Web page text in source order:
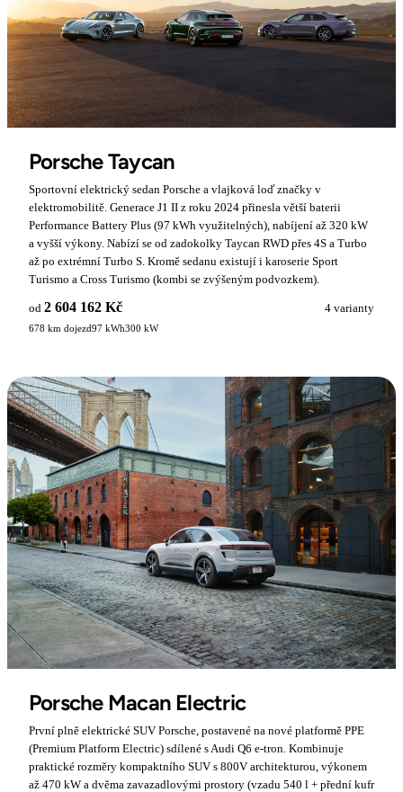
Porsche Taycan
Sportovní elektrický sedan Porsche a vlajková loď značky v
elektromobilitě. Generace J1 II z roku 2024 přinesla větší baterii
Performance Battery Plus (97 kWh využitelných), nabíjení až 320 kW
a vyšší výkony. Nabízí se od zadokolky Taycan RWD přes 4S a Turbo
až po extrémní Turbo S. Kromě sedanu existují i karoserie Sport
Turismo a Cross Turismo (kombi se zvýšeným podvozkem).
od 2 604 162 Kč 4 varianty
678 km dojezd97 kWh300 kW
Porsche Macan Electric
První plně elektrické SUV Porsche, postavené na nové platformě PPE
(Premium Platform Electric) sdílené s Audi Q6 e-tron. Kombinuje
praktické rozměry kompaktního SUV s 800V architekturou, výkonem
až 470 kW a dvěma zavazadlovými prostory (vzadu 540 l + přední kufr